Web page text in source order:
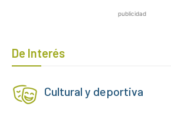
publicidad
De Interés
Cultural y deportiva